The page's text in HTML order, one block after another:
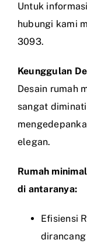
Untuk
hubungi kami
3093.
Keunggulan
Desain rumah
sangat
elegan.
Rumah
di antaranya:
Efisiensi